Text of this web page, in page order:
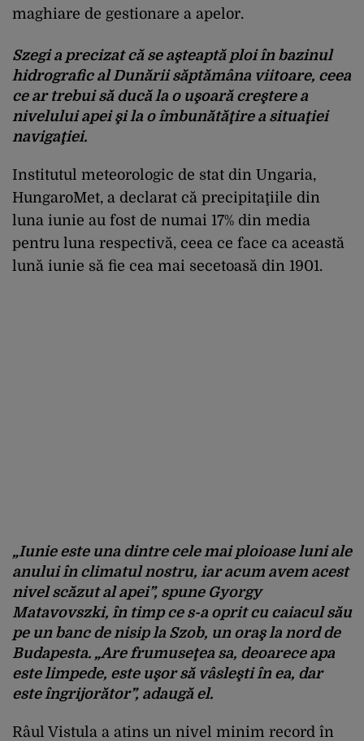
maghiare de gestionare a apelor.
Szegi a precizat că se aşteaptă ploi în bazinul
hidrografic al Dunării săptămâna viitoare, ceea
ce ar trebui să ducă la o uşoară creştere a
nivelului apei şi la o îmbunătăţire a situaţiei
navigaţiei.
Institutul meteorologic de stat din Ungaria,
HungaroMet, a declarat că precipitaţiile din
luna iunie au fost de numai 17% din media
pentru luna respectivă, ceea ce face ca această
lună iunie să fie cea mai secetoasă din 1901.
„Iunie este una dintre cele mai ploioase luni ale
anului în climatul nostru, iar acum avem acest
nivel scăzut al apei”, spune Gyorgy
Matavovszki, în timp ce s-a oprit cu caiacul său
pe un banc de nisip la Szob, un oraş la nord de
Budapesta. „Are frumuseţea sa, deoarece apa
este limpede, este uşor să vâsleşti în ea, dar
este îngrijorător”, adaugă el.
Râul Vistula a atins un nivel minim record în